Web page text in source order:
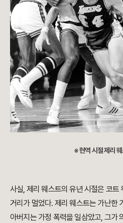
※ 현역 시절 제리
사실, 제리 웨스트의 유년 시절은 코트
거리가 멀었다. 제리 웨스트는 가난한
아버지는 가정 폭력을 일삼았고, 그가